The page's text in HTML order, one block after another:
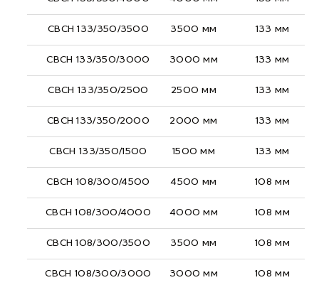
СВСН 133/350/3500 3500 мм 133 мм
СВСН 133/350/3000 3000 мм 133 мм
СВСН 133/350/2500 2500 мм 133 мм
СВСН 133/350/2000 2000 мм 133 мм
СВСН 133/350/1500 1500 мм 133 мм
СВСН 108/300/4500 4500 мм 108 мм
СВСН 108/300/4000 4000 мм 108 мм
СВСН 108/300/3500 3500 мм 108 мм
СВСН 108/300/3000 3000 мм 108 мм